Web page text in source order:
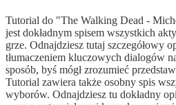
Tutorial do "The Walking Dead -
jest dokładnym spisem wszystkich
grze. Odnajdziesz tutaj szczegółowy
tłumaczeniem kluczowych dialogów
sposób, byś mógł zrozumieć
Tutorial zawiera także osobny spis
wyborów. Odnajdziesz tu dokładny